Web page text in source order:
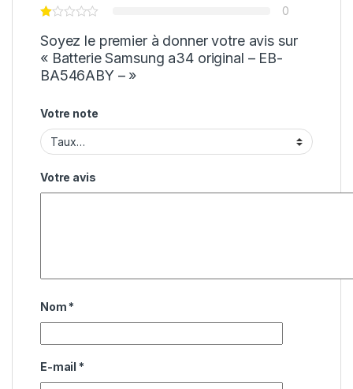
0
Soyez le premier à donner votre avis sur
« Batterie Samsung a34 original – EB-
BA546ABY – »
Votre note
Votre avis
Nom *
E-mail *